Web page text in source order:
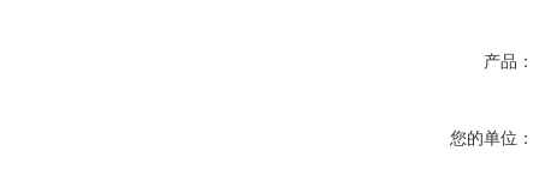
产品：
您的单位：